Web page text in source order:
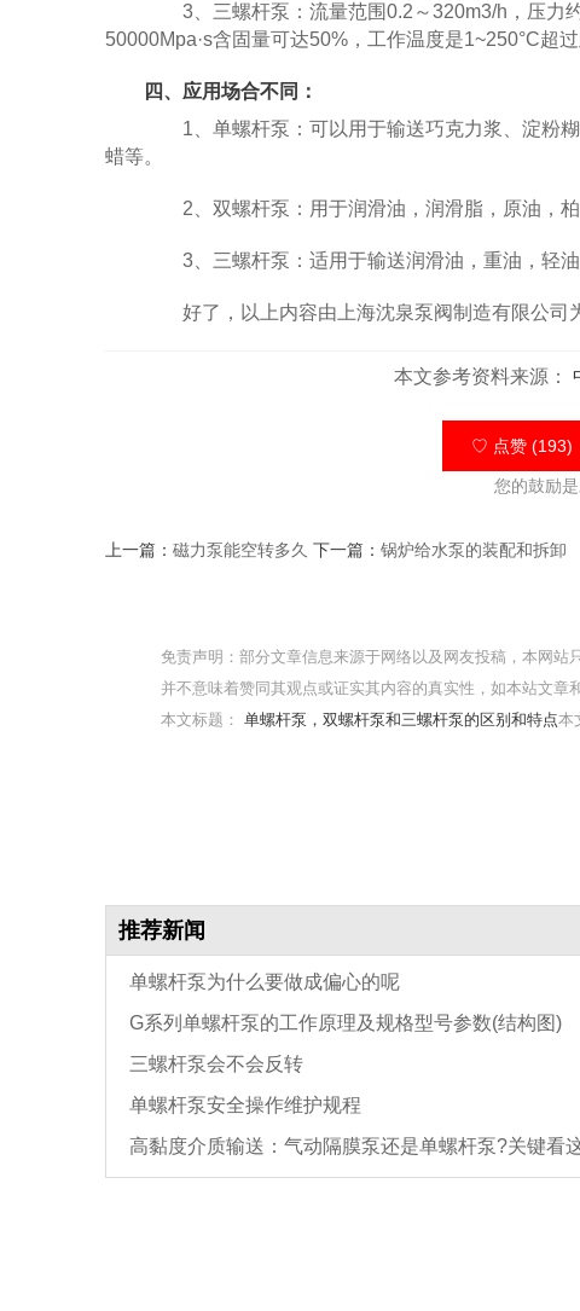
3、三螺杆泵：流量范围0.2～320m3/h，压力
50000Mpa·s含固量可达50%，工作温度是1~250°C超过
四、应用场合不同：
1、单螺杆泵：可以用于输送巧克力浆、淀粉糊
蜡等。
2、双螺杆泵：用于润滑油，润滑脂，原油，柏
3、三螺杆泵：适用于输送润滑油，重油，轻油
好了，以上内容由上海沈泉泵阀制造有限公司
本文参考资料来源：
♡ 点赞 (193)
您的鼓励
上一篇： 磁力泵能空转多久 下一篇： 锅炉给水泵的装配和拆卸
免责声明：部分文章信息来源于网络以及网友投稿，本网站
并不意味着赞同其观点或证实其内容的真实性，如本站文章
本文标题： 单螺杆泵，双螺杆泵和三螺杆泵的区别和特点本
推荐新闻
单螺杆泵为什么要做成偏心的呢
G系列单螺杆泵的工作原理及规格型号参数(结构图)
三螺杆泵会不会反转
单螺杆泵安全操作维护规程
高黏度介质输送：气动隔膜泵还是单螺杆泵?关键看